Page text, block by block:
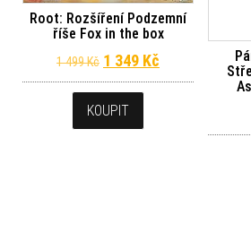
Root: Rozšíření Podzemní
říše Fox in the box
1 499Kč Původní cena byla: 1
1 349 Kč Aktuální
KOUPIT